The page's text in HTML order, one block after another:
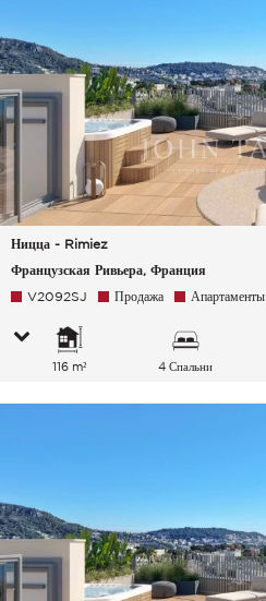
Ницца - Rimiez
Французская Ривьера, Франция
V2092SJ Продажа Апартаменты
116 m² 4 Спальни